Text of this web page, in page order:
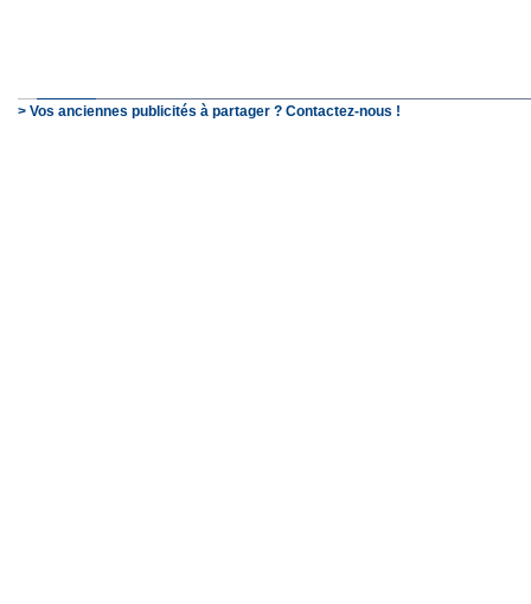
> Vos anciennes publicités à partager ? Contactez-nous !